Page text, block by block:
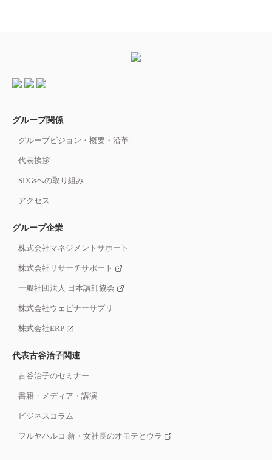
グループ関係
グループビジョン・概要・沿革
代表挨拶
SDGsへの取り組み
アクセス
グループ企業
株式会社マネジメントサポート
株式会社リサーチサポート
一般社団法人 日本講師協会
株式会社ウェビナーサプリ
株式会社ERP
代表古谷治子関連
古谷治子のセミナー
書籍・メディア・講演
ビジネスコラム
フルヤハルコ 新・女社長のオモテとウラ